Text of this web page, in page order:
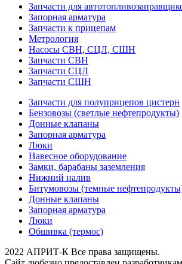
Запчасти для
Запорная арматура
Запчасти к прицепам
Метрология
Насосы СВН, СЦЛ, СШН
Запчасти СВН
Запчасти СЦЛ
Запчасти СШН
Запчасти для полуприцепов цистерн
Бензовозы (светлые нефтепродукты)
Донные клапаны
Запорная арматура
Люки
Навесное оборудование
Замки, барабаны заземления
Нижний налив
Битумовозы (темные
Донные клапаны
Запорная арматура
Люки
Обшивка (термос)
2022 АПРИТ-К Все права защищены.